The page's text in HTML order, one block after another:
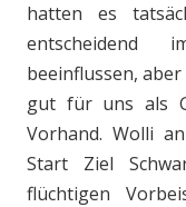
hatten es
entscheidend
beeinflussen, aber
gut für uns als
Vorhand. Wolli
Start Ziel
flüchtigen